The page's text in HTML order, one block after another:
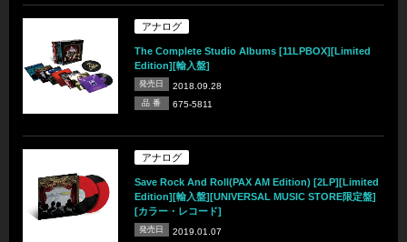
アナログ
The Complete Studio Albums [11LPBOX][Limited
Edition][輸入盤]
発売日 2018.09.28
品 番 675-5811
アナログ
Save Rock And Roll(PAX AM Edition) [2LP][Limited
Edition][輸入盤][UNIVERSAL MUSIC STORE限定盤]
[カラー・レコード]
発売日 2019.01.07